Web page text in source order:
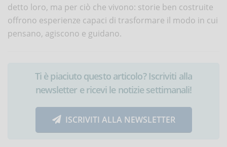
detto loro, ma per ciò che vivono: storie ben costruite
offrono esperienze capaci di trasformare il modo in cui
pensano, agiscono e guidano.
Ti è piaciuto questo articolo? Iscriviti alla
newsletter e ricevi le notizie settimanali!
ISCRIVITI ALLA NEWSLETTER